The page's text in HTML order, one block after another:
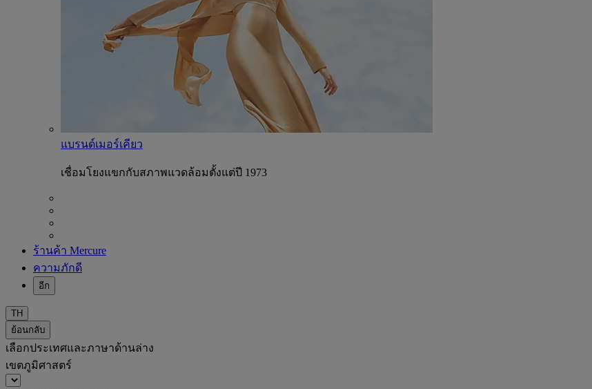
แบรนด์เมอร์เคียว
เชื่อมโยงแขกกับสภาพแวดล้อมตั้งแต่ปี 1973
ร้านค้า Mercure
ความภักดี
อีก
TH
ย้อนกลับ
เลือกประเทศและภาษาด้านล่าง
เขตภูมิศาสตร์